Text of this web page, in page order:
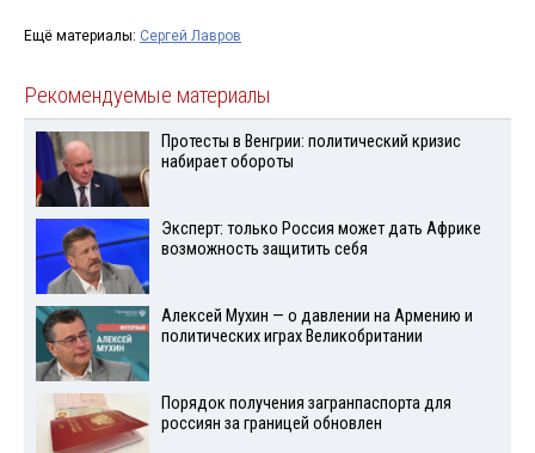
Ещё материалы: Сергей Лавров
Рекомендуемые материалы
Протесты в Венгрии: политический кризис
набирает обороты
Эксперт: только Россия может дать Африке
возможность защитить себя
Алексей Мухин — о давлении на Армению и
политических играх Великобритании
Порядок получения загранпаспорта для
россиян за границей обновлен